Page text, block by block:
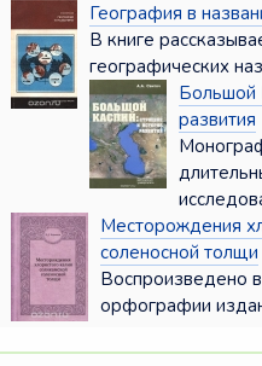
География в
В книге
географических
Большой
развития
Месторождения
соленосной толщи
Воспроизведено
орфографии